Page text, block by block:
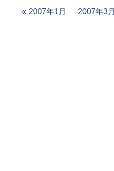
2007年1月 2007年3月